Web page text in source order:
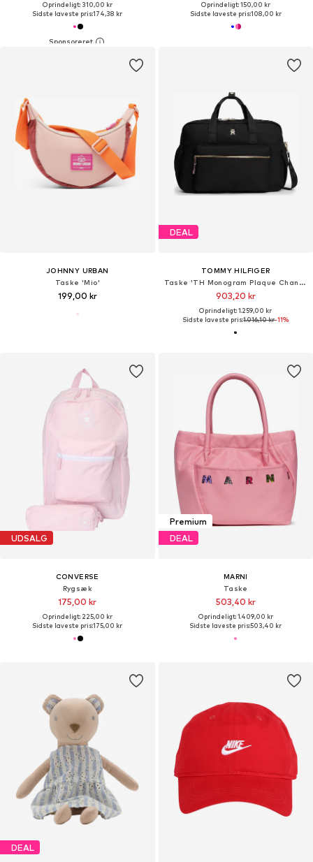
Oprindeligt: 310,00 kr
Sidste laveste pris:174,38 kr
Oprindeligt: 150,00 kr
Sidste laveste pris:108,00 kr
JOHNNY URBAN
Taske 'Mio'
199,00 kr
DEAL
TOMMY HILFIGER
Taske 'TH Monogram Plaque Changing'
903,20 kr
Oprindeligt: 1.259,00 kr
Sidste laveste pris:1.016,10 kr-11%
UDSALG
CONVERSE
Rygsæk
175,00 kr
Oprindeligt: 225,00 kr
Sidste laveste pris:175,00 kr
Premium
DEAL
MARNI
Taske
503,40 kr
Oprindeligt: 1.409,00 kr
Sidste laveste pris:503,40 kr
DEAL